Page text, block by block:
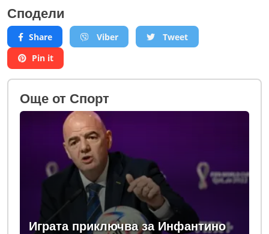
Сподели
Share Viber
Tweet
Pin it
Oще от Спорт
Играта приключва за Инфантино